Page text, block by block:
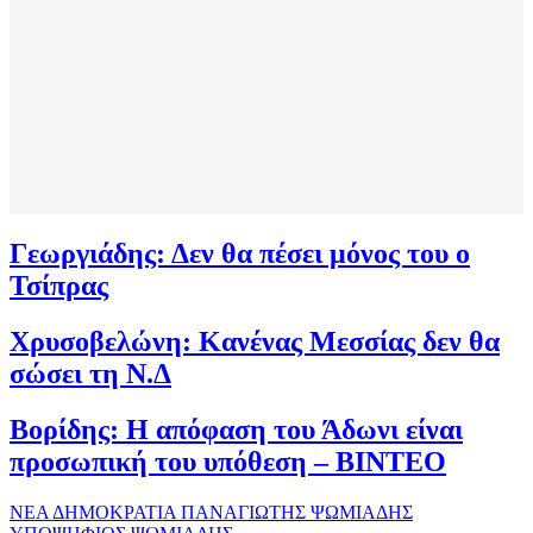
Γεωργιάδης: Δεν θα πέσει μόνος του ο
Τσίπρας
Χρυσοβελώνη: Κανένας Μεσσίας δεν θα
σώσει τη Ν.Δ
Βορίδης: Η απόφαση του Άδωνι είναι
προσωπική του υπόθεση – ΒΙΝΤΕΟ
ΝΕΑ ΔΗΜΟΚΡΑΤΙΑ ΠΑΝΑΓΙΩΤΗΣ ΨΩΜΙΑΔΗΣ